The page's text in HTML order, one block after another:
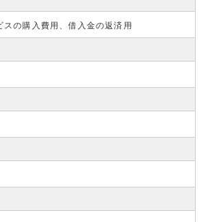
スの購入費用、借入金の返済用